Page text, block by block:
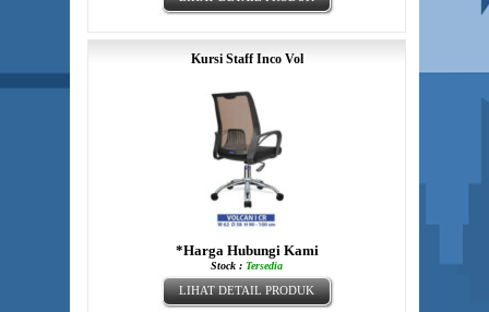
Kursi Staff Inco Vol
*Harga Hubungi Kami
Stock : Tersedia
LIHAT DETAIL PRODUK